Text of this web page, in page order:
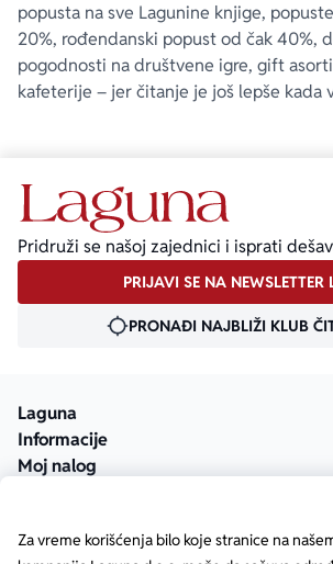
Za vreme korišćenja bilo koje stranice na
popusta na sve Lagunine knjige,
20%, rođendanski popust od čak 40%,
pogodnosti na društvene igre, gift
kafeterije – jer čitanje je još lepše kada
Pridruži se našoj zajednici i isprati
PRIJAVI SE NA NEWSLETTER
PRONAĐI NAJBLIŽI KLUB
Laguna
Informacije
Moj nalog